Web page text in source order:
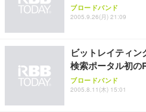
Sezlife オフィスチェ
ワーク チェア 強化バ
ョン PCチェア 通気
務用 おしゃれ パソ
￥7,680
Sezlife オフィスチェ
ワーク チェア 強化バ
【純正品】27"ゲーミ
【整備済み品】Dell
ー フルHD（
ネオ・ルーライフ ネ
Smart Basic(スマー
限定】 Smart Basic
ブロードバンド
2005.9.26(月) 21:09
ビットレイティ
検索ポータル初の
ブロードバンド
2005.8.11(木) 15:01